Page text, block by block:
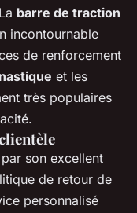
barre de traction
incontournable
de renforcement
et les
très populaires
son excellent
de retour de
personnalisé